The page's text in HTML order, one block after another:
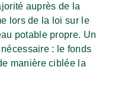
auprès de la
lors de la loi sur le
potable propre. Un
: le fonds
manière ciblée la